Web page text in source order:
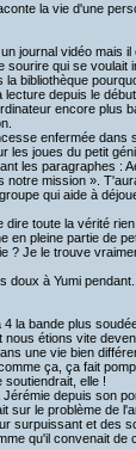
la vie d'une
journal vidéo mais il
sourire qui se voulait
bibliothèque
depuis le
encore plus
enfermée dans
les joues du petit
les paragraphes :
notre mission ».
qui aide à
toute la vérité rien
pleine partie de
? Je le trouve
à Yumi pendant...
la bande plus
étions vite
une vie bien
ça, ça fait
soutiendrait, elle !
depuis son
sur le problème de
surpuissant et des
qu'il convenait